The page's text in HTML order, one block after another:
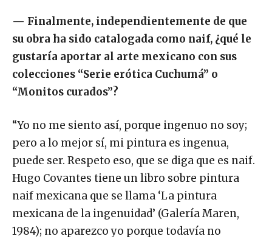
— Finalmente, independientemente de que
su obra ha sido catalogada como naif, ¿qué le
gustaría aportar al arte mexicano con sus
colecciones “Serie erótica Cuchumá” o
“Monitos curados”?
“Yo no me siento así, porque ingenuo no soy;
pero a lo mejor sí, mi pintura es ingenua,
puede ser. Respeto eso, que se diga que es naif.
Hugo Covantes tiene un libro sobre pintura
naif mexicana que se llama ‘La pintura
mexicana de la ingenuidad’ (Galería Maren,
1984); no aparezco yo porque todavía no